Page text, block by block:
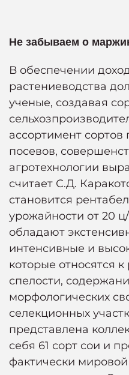
Не забываем о
В обеспечении
растениеводства
ученые, создавая
ассортимент
посевов,
агротехнологии
считает С.Д.
становится
урожайности от 20
обладают
интенсивные и
которые относятся
спелости,
морфологических
селекционных
представлена
себя 61 сорт сои и
фактически